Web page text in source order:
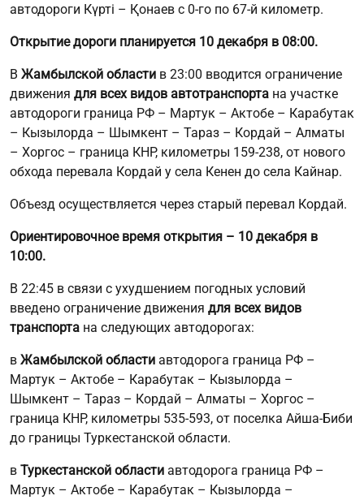
автодороги Күрті – Қонаев с 0-го по 67-й километр.
Открытие дороги планируется 10 декабря в 08:00.
В Жамбылской области в 23:00 вводится ограничение
движения для всех видов автотранспорта на участке
автодороги граница РФ – Мартук – Актобе – Карабутак
– Кызылорда – Шымкент – Тараз – Кордай – Алматы
– Хоргос – граница КНР, километры 159-238, от нового
обхода перевала Кордай у села Кенен до села Кайнар.
Объезд осуществляется через старый перевал Кордай.
Ориентировочное время открытия – 10 декабря в
10:00.
В 22:45 в связи с ухудшением погодных условий
введено ограничение движения для всех видов
транспорта на следующих автодорогах:
в Жамбылской области автодорога граница РФ –
Мартук – Актобе – Карабутак – Кызылорда –
Шымкент – Тараз – Кордай – Алматы – Хоргос –
граница КНР, километры 535-593, от поселка Айша-Биби
до границы Туркестанской области.
в Туркестанской области автодорога граница РФ –
Мартук – Актобе – Карабутак – Кызылорда –